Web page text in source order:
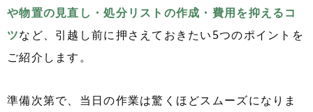
や物置の見直し・処分リストの作成・費用を抑えるコ
ツなど、引越し前に押さえておきたい5つのポイントを
ご紹介します。
準備次第で、当日の作業は驚くほどスムーズになりま